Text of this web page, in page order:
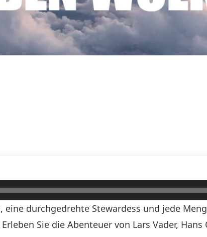
durchgedrehte Stewardess und jede
Sie die Abenteuer von Lars Vader,